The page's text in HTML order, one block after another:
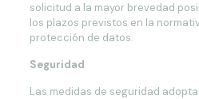
solicitud a la mayor brevedad
los plazos previstos en la
protección de datos.
Seguridad
Las medidas de seguridad